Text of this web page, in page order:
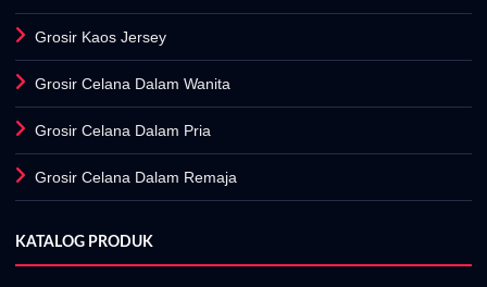
Grosir Kaos Jersey
Grosir Celana Dalam Wanita
Grosir Celana Dalam Pria
Grosir Celana Dalam Remaja
KATALOG PRODUK